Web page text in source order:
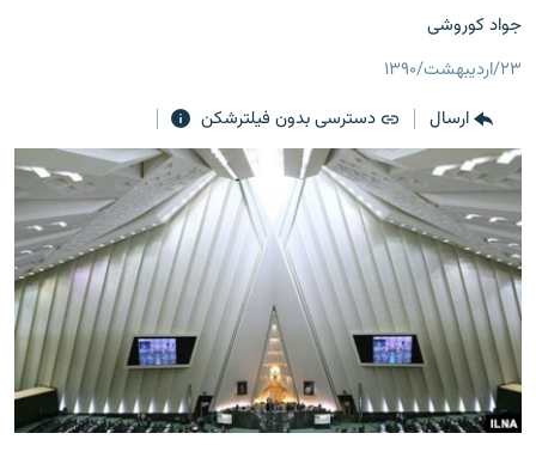
صفحه
جستجو
گزارش‌های ویدئویی
English
به ما بپیوندید
زبان‌های دیگر
جواد کوروشی
۲۳/اردیبهشت/۱۳۹۰
ارسال
دسترسی بدون فیلترشکن